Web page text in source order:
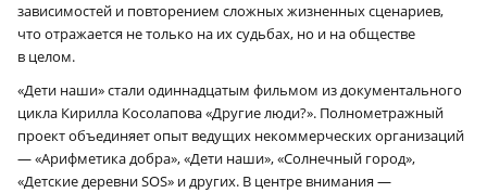
зависимостей и повторением сложных жизненных сценариев,
что отражается не только на их судьбах, но и на обществе
в целом.
«Дети наши» стали одиннадцатым фильмом из документального
цикла Кирилла Косолапова «Другие люди?». Полнометражный
проект объединяет опыт ведущих некоммерческих организаций
— «Арифметика добра», «Дети наши», «Солнечный город»,
«Детские деревни SOS» и других. В центре внимания —